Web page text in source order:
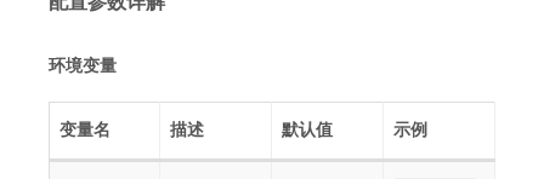
环境变量
变量名 描述 默认值 示例